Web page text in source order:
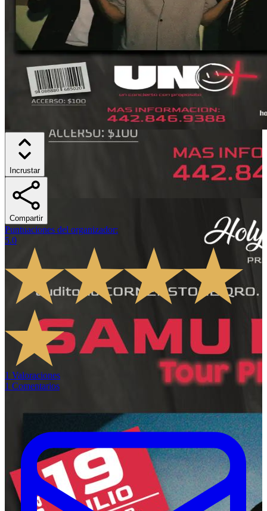
Incrustar
Compartir
Puntuaciones del organizador:
5.0
1 Valoraciones
1 Comentarios